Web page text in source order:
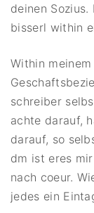
deinen
bisserl within
Within
schreiber
achte darauf,
darauf, so
dm ist eres
nach coeur.
jedes ein